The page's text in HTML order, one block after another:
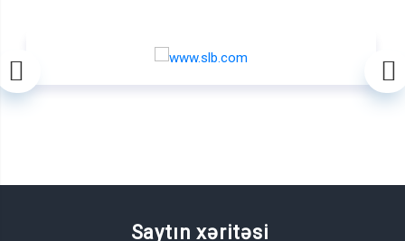
Saytın xəritəsi